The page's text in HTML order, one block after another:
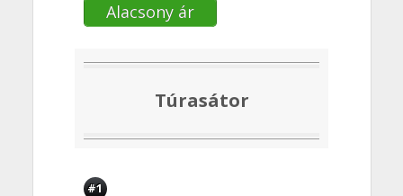
Alacsony ár
Túrasátor
#1